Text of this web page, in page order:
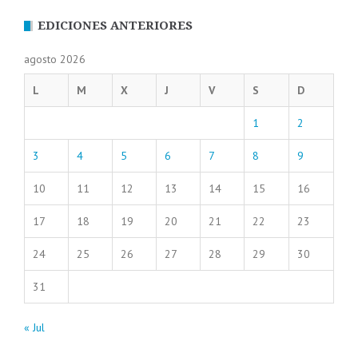
EDICIONES ANTERIORES
agosto 2026
L M X J V S D
1 2
3 4 5 6 7 8 9
10 11 12 13 14 15 16
17 18 19 20 21 22 23
24 25 26 27 28 29 30
31
« Jul